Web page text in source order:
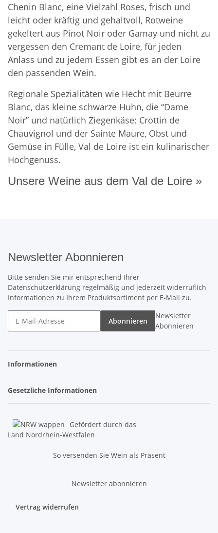
Chenin Blanc, eine Vielzahl Roses, frisch und
leicht oder kräftig und gehaltvoll, Rotweine
gekeltert aus Pinot Noir oder Gamay und nicht zu
vergessen den Cremant de Loire, für jeden
Anlass und zu jedem Essen gibt es an der Loire
den passenden Wein.
Regionale Spezialitäten wie Hecht mit Beurre
Blanc, das kleine schwarze Huhn, die “Dame
Noir” und natürlich Ziegenkäse: Crottin de
Chauvignol und der Sainte Maure, Obst und
Gemüse in Fülle, Val de Loire ist ein kulinarischer
Hochgenuss.
Unsere Weine aus dem Val de Loire »
Newsletter Abonnieren
Bitte senden Sie mir entsprechend Ihrer
Datenschutzerklärung regelmäßig und jederzeit widerruflich
Informationen zu Ihrem Produktsortiment per E-Mail zu.
Abonnieren
Newsletter
Abonnieren
Informationen
Gesetzliche Informationen
Gefördert durch das
Land Nordrhein-Westfalen
So versenden Sie Wein als Präsent
Newsletter abonnieren
Vertrag widerrufen